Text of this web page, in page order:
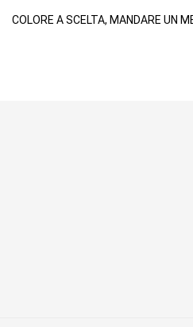
COLORE A SCELTA, MANDARE UN